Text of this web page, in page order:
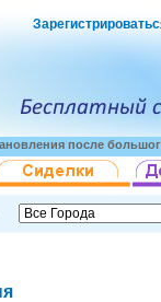
после